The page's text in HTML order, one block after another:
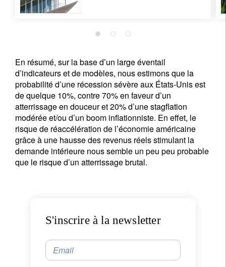
En résumé, sur la base d’un large éventail
d’indicateurs et de modèles, nous estimons que la
probabilité d’une récession sévère aux États-Unis est
de quelque 10%, contre 70% en faveur d’un
atterrissage en douceur et 20% d’une stagflation
modérée et/ou d’un boom inflationniste. En effet, le
risque de réaccélération de l’économie américaine
grâce à une hausse des revenus réels stimulant la
demande intérieure nous semble un peu peu probable
que le risque d’un atterrissage brutal.
S'inscrire à la newsletter
Email